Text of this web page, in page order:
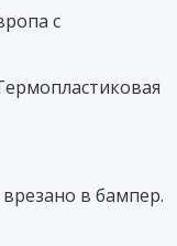
с
в бампер.